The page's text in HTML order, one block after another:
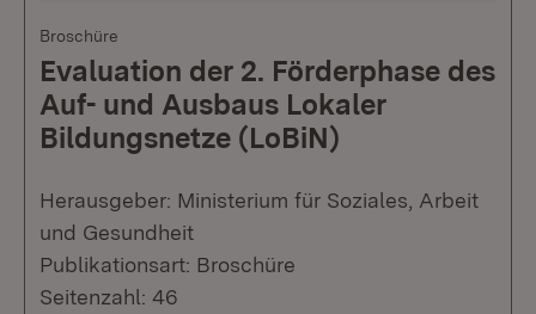
Broschüre
Evaluation der 2. Förderphase des
Auf- und Ausbaus Lokaler
Bildungsnetze (LoBiN)
Herausgeber: Ministerium für Soziales, Arbeit
und Gesundheit
Publikationsart: Broschüre
Seitenzahl: 46